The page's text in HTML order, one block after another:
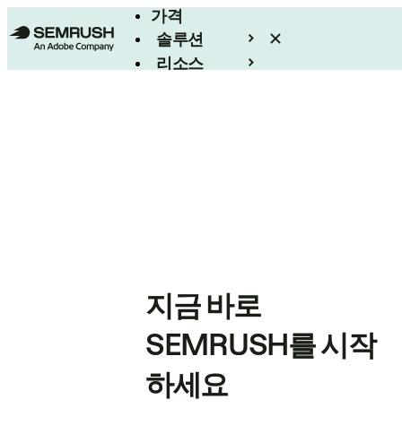
가격
솔루션
리소스
지금 바로
SEMRUSH를 시작
하세요